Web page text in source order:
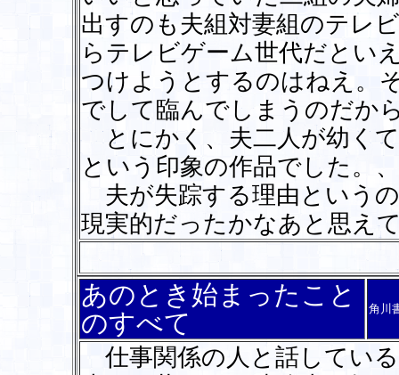
出すのも夫組対妻組のテレ
らテレビゲーム世代だとい
つけようとするのはねえ。
でして臨んでしまうのだか
とにかく、夫二人が幼く
という印象の作品でした。、
夫が失踪する理由という
現実的だったかなあと思え
あのとき始まったこと
のすべて
角川
仕事関係の人と話してい